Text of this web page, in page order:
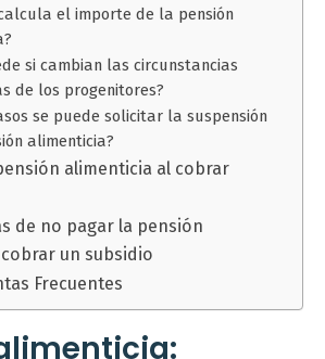
calcula el importe de la pensión
si cambian las circunstancias
de los progenitores?
se puede solicitar la suspensión
alimenticia?
alimenticia al cobrar
de no pagar la pensión
un subsidio
Frecuentes